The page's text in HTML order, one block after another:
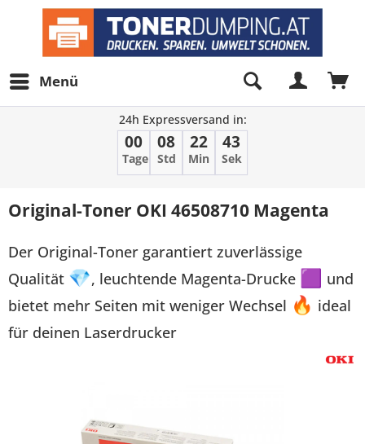
Menü
24h Expressversand in:
00
Tage
08
Std
22
Min
43
Sek
Original-Toner OKI 46508710 Magenta
Der Original-Toner garantiert zuverlässige
Qualität 💎, leuchtende Magenta-Drucke 🟪
und
bietet mehr Seiten mit weniger Wechsel 🔥 ideal
für deinen Laserdrucker